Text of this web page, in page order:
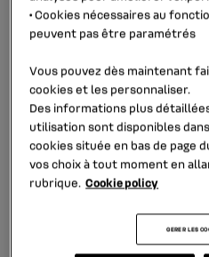
satisfaction après-vente.
Depuis octobre 2020,
Espagne propose aussi sous
une offre de produits
Il s’agit de la première
lancée par une financière de
•Cookies nécessaires au
peuvent pas être paramétrés
Vous pouvez dès maintenant
cookies et les personnaliser.
Des informations plus
utilisation sont disponibles
cookiessituée en bas de page
vos choix à tout moment en
rubrique. Cookie policy
GERER LES